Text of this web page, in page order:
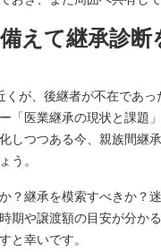
えて継承診
くが、後継者が不在であ
「医業継承の現状と課題
しつつある今、親族間継
う。
？継承を模索すべきか？
期や譲渡額の目安が分か
と幸いです。